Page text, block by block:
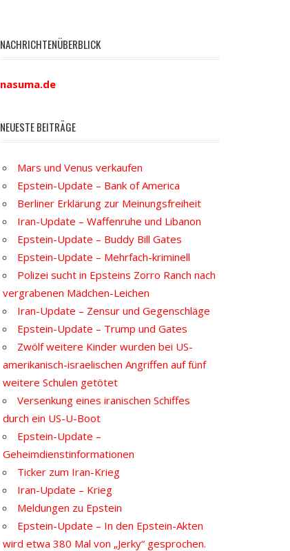
NACHRICHTENÜBERBLICK
nasuma.de
NEUESTE BEITRÄGE
Mars und Venus verkaufen
Epstein-Update – Bank of America
Berliner Erklärung zur Meinungsfreiheit
Iran-Update – Waffenruhe und Libanon
Epstein-Update – Buddy Bill Gates
Epstein-Update – Mehrfach-kriminell
Polizei sucht in Epsteins Zorro Ranch nach
vergrabenen Mädchen-Leichen
Iran-Update – Zensur und Gegenschläge
Epstein-Update – Trump und Gates
Zwölf weitere Kinder wurden bei US-
amerikanisch-israelischen Angriffen auf fünf
weitere Schulen getötet
Versenkung eines iranischen Schiffes
durch ein US-U-Boot
Epstein-Update –
Geheimdienstinformationen
Ticker zum Iran-Krieg
Iran-Update – Krieg
Meldungen zu Epstein
Epstein-Update – In den Epstein-Akten
wird etwa 380 Mal von „Jerky“ gesprochen.